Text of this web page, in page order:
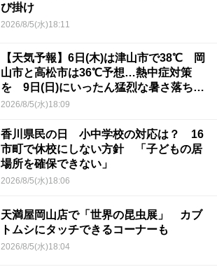
び掛け
2026/8/5(水)18:11
【天気予報】6日(木)は津山市で38℃ 岡
山市と高松市は36℃予想…熱中症対策
を 9日(日)にいったん猛烈な暑さ落ち着
くか
2026/8/5(水)18:09
香川県民の日 小中学校の対応は？ 16
市町で休校にしない方針 「子どもの居
場所を確保できない」
2026/8/5(水)18:06
天満屋岡山店で「世界の昆虫展」 カブ
トムシにタッチできるコーナーも
2026/8/5(水)18:04